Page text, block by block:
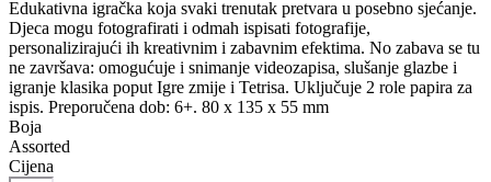
Edukativna igračka koja svaki trenutak pretvara u posebno sjećanje.
Djeca mogu fotografirati i odmah ispisati fotografije,
personalizirajući ih kreativnim i zabavnim efektima. No zabava se tu
ne završava: omogućuje i snimanje videozapisa, slušanje glazbe i
igranje klasika poput Igre zmije i Tetrisa. Uključuje 2 role papira za
ispis. Preporučena dob: 6+. 80 x 135 x 55 mm
Boja
Assorted
Cijena